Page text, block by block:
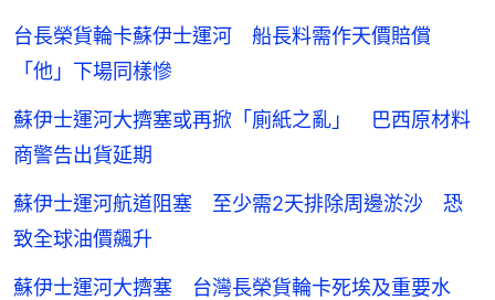
台長榮貨輪卡蘇伊士運河 船長料需作天價賠償
「他」下場同樣慘
蘇伊士運河大擠塞或再掀「廁紙之亂」 巴西原材料
商警告出貨延期
蘇伊士運河航道阻塞 至少需2天排除周邊淤沙 恐
致全球油價飆升
蘇伊士運河大擠塞 台灣長榮貨輪卡死埃及重要水